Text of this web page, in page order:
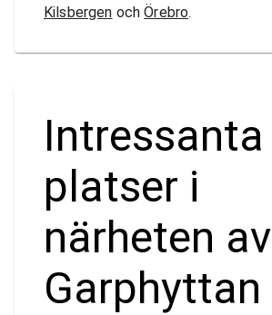
Kilsbergen ochÖrebro.
Intressanta
platser i
närheten av
Garphyttan